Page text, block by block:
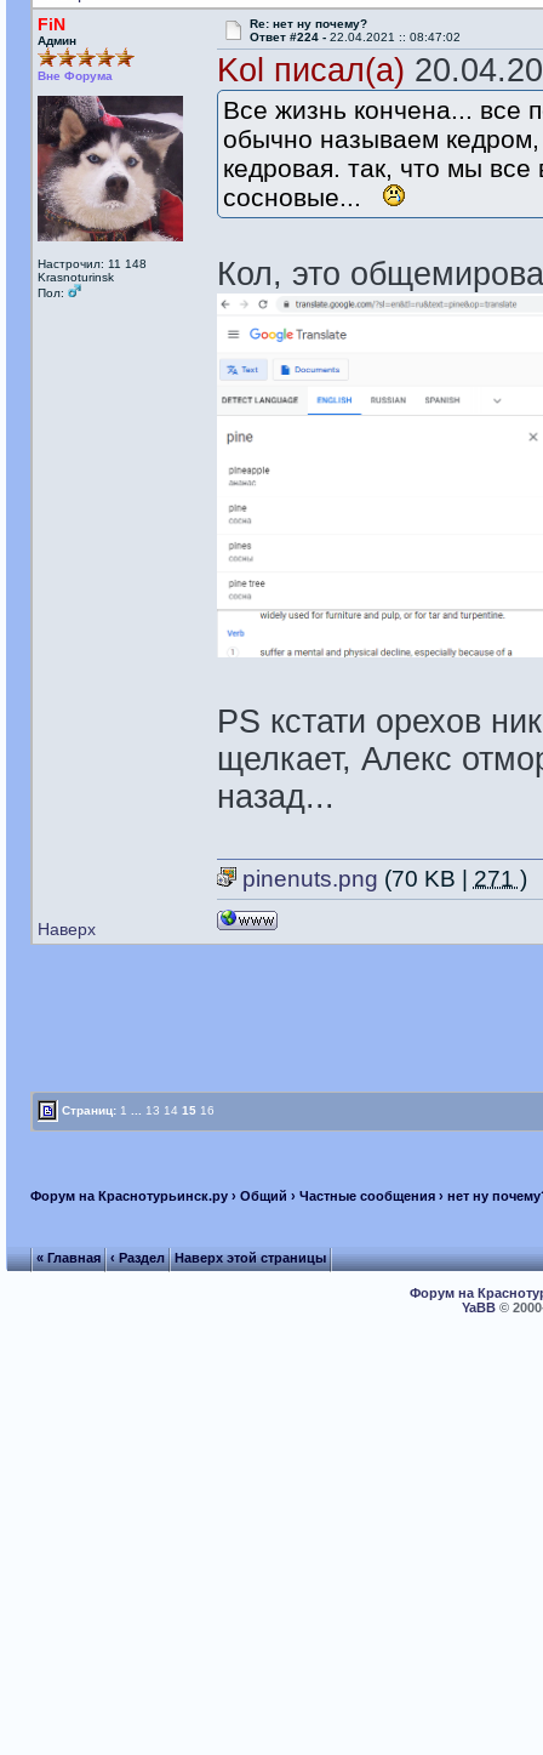
FiN
Админ
Вне Форума
Настрочил: 11 148
Krasnoturinsk
Пол:
Re: нет ну почему?
Ответ #224 - 22.04.2021 :: 08:47:02
Kol писал(а)
Все жизнь кончена... все
обычно называем
кедровая. так, что мы
сосновые...
Кол, это
PS кстати орехов
щелкает, Алекс
назад...
Наверх
pinenuts.png (70 KB | 271 )
Страниц: 1 13 14 15 16
Форум на Краснотурьинск.ру› Общий › Частные сообщения› нет ну
« Главная ‹ Раздел Наверх этой страницы
Форум на
YaBB©